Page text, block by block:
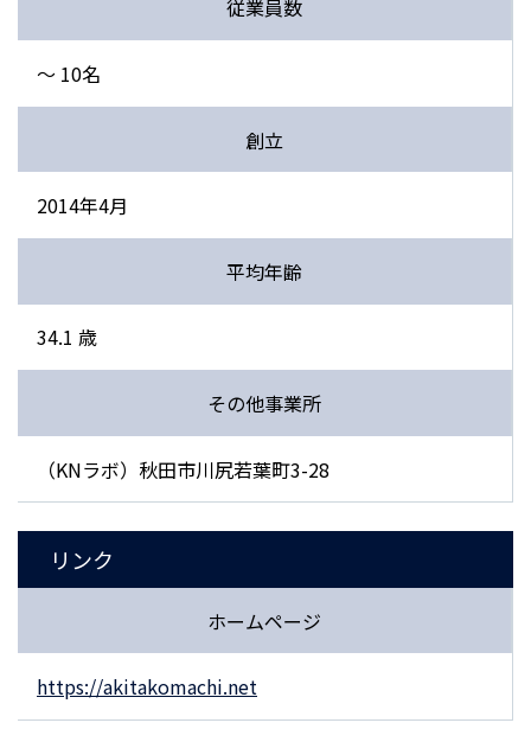
従業員数
〜 10名
創立
2014年4月
平均年齢
34.1 歳
その他事業所
（KNラボ）秋田市川尻若葉町3-28
リンク
ホームページ
https://akitakomachi.net